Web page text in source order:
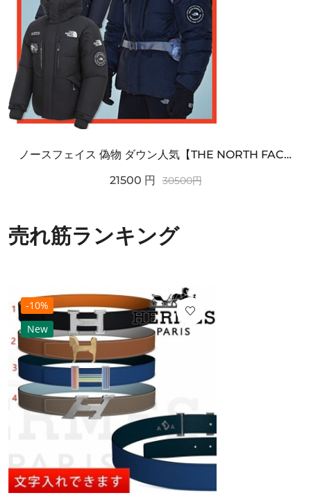
ノースフェイス 偽物 ダウン人気【THE NORTH FACE】M'S 7 SUMMIT HIM...
21500 円 30500円
売れ筋ランキング
-10%
New